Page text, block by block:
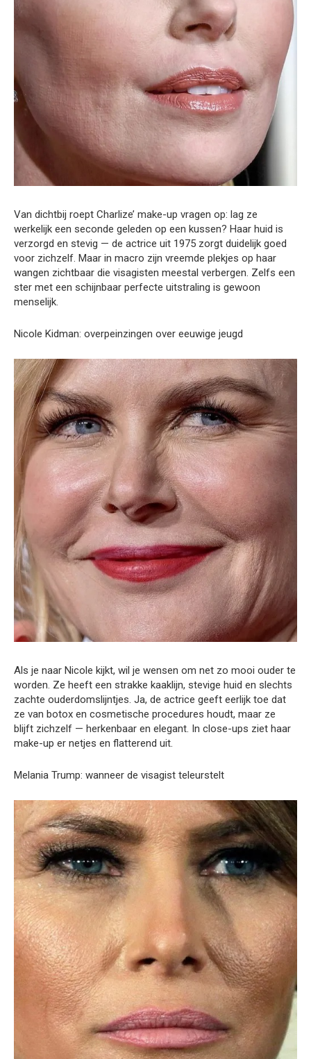
Van dichtbij roept Charlize’ make-up vragen op: lag ze
werkelijk een seconde geleden op een kussen? Haar huid is
verzorgd en stevig — de actrice uit 1975 zorgt duidelijk goed
voor zichzelf. Maar in macro zijn vreemde plekjes op haar
wangen zichtbaar die visagisten meestal verbergen. Zelfs een
ster met een schijnbaar perfecte uitstraling is gewoon
menselijk.
Nicole Kidman: overpeinzingen over eeuwige jeugd
Als je naar Nicole kijkt, wil je wensen om net zo mooi ouder te
worden. Ze heeft een strakke kaaklijn, stevige huid en slechts
zachte ouderdomslijntjes. Ja, de actrice geeft eerlijk toe dat
ze van botox en cosmetische procedures houdt, maar ze
blijft zichzelf — herkenbaar en elegant. In close-ups ziet haar
make-up er netjes en flatterend uit.
Melania Trump: wanneer de visagist teleurstelt